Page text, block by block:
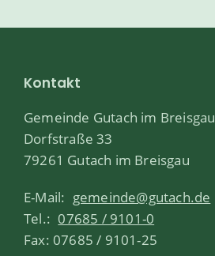
Kontakt
Gemeinde Gutach im Breisgau
Dorfstraße 33
79261 Gutach im Breisgau
E-Mail: gemeinde@gutach.de
Tel.: 07685 / 9101-0
Fax: 07685 / 9101-25